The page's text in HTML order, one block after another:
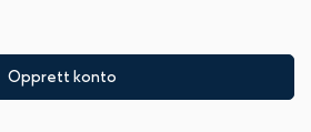
Opprett konto